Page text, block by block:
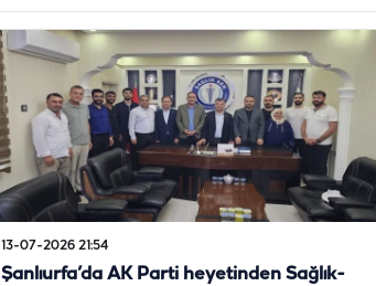
13-07-2026 21:54
Şanlıurfa’da AK Parti heyetinden Sağlık-